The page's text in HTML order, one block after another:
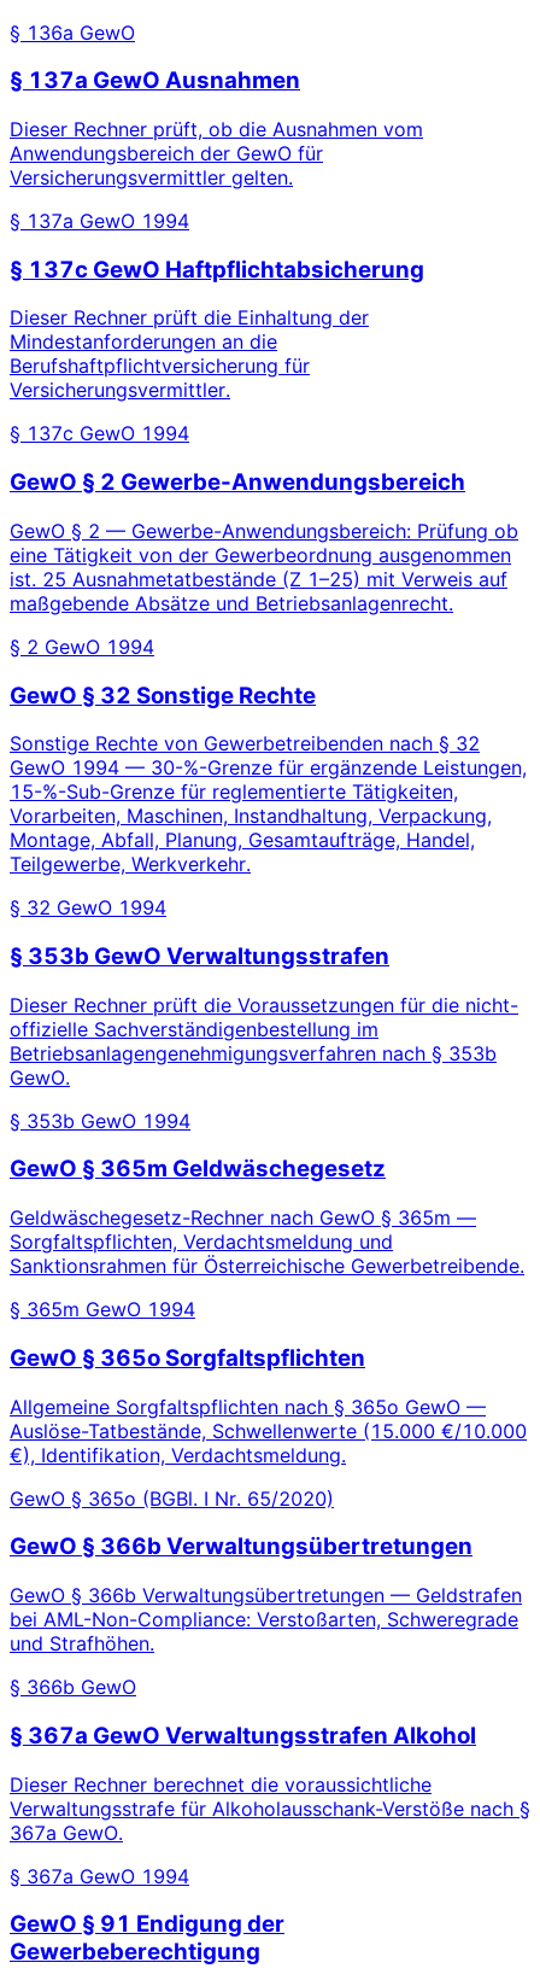
§ 136a GewO
§ 137a GewO Ausnahmen
Dieser Rechner prüft, ob die Ausnahmen vom
Anwendungsbereich der GewO für
Versicherungsvermittler gelten.
§ 137a GewO 1994
§ 137c GewO Haftpflichtabsicherung
Dieser Rechner prüft die Einhaltung der
Mindestanforderungen an die
Berufshaftpflichtversicherung für
Versicherungsvermittler.
§ 137c GewO 1994
GewO § 2 Gewerbe-Anwendungsbereich
GewO § 2 — Gewerbe-Anwendungsbereich: Prüfung ob
eine Tätigkeit von der Gewerbeordnung ausgenommen
ist. 25 Ausnahmetatbestände (Z 1–25) mit Verweis auf
maßgebende Absätze und Betriebsanlagenrecht.
§ 2 GewO 1994
GewO § 32 Sonstige Rechte
Sonstige Rechte von Gewerbetreibenden nach § 32
GewO 1994 — 30-%-Grenze für ergänzende Leistungen,
15-%-Sub-Grenze für reglementierte Tätigkeiten,
Vorarbeiten, Maschinen, Instandhaltung, Verpackung,
Montage, Abfall, Planung, Gesamtaufträge, Handel,
Teilgewerbe, Werkverkehr.
§ 32 GewO 1994
§ 353b GewO Verwaltungsstrafen
Dieser Rechner prüft die Voraussetzungen für die nicht-
offizielle Sachverständigenbestellung im
Betriebsanlagengenehmigungsverfahren nach § 353b
GewO.
§ 353b GewO 1994
GewO § 365m Geldwäschegesetz
Geldwäschegesetz-Rechner nach GewO § 365m —
Sorgfaltspflichten, Verdachtsmeldung und
Sanktionsrahmen für Österreichische Gewerbetreibende.
§ 365m GewO 1994
GewO § 365o Sorgfaltspflichten
Allgemeine Sorgfaltspflichten nach § 365o GewO —
Auslöse-Tatbestände, Schwellenwerte (15.000 €/10.000
€), Identifikation, Verdachtsmeldung.
GewO § 365o (BGBl. I Nr. 65/2020)
GewO § 366b Verwaltungsübertretungen
GewO § 366b Verwaltungsübertretungen — Geldstrafen
bei AML-Non-Compliance: Verstoßarten, Schweregrade
und Strafhöhen.
§ 366b GewO
§ 367a GewO Verwaltungsstrafen Alkohol
Dieser Rechner berechnet die voraussichtliche
Verwaltungsstrafe für Alkoholausschank-Verstöße nach §
367a GewO.
§ 367a GewO 1994
GewO § 91 Endigung der
Gewerbeberechtigung